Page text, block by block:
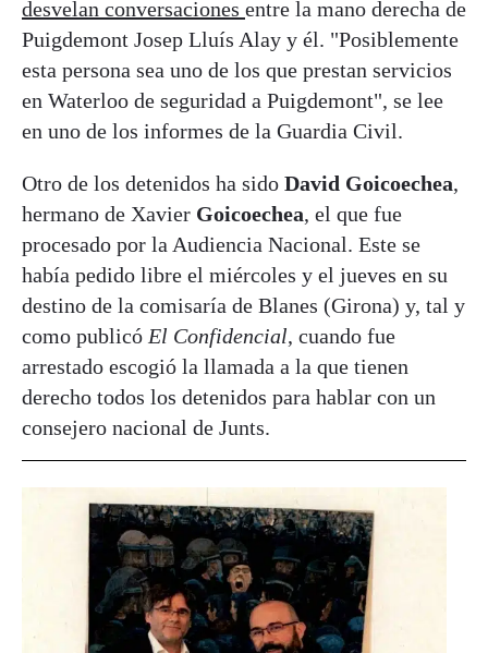
desvelan conversaciones entre la mano derecha de
Puigdemont Josep Lluís Alay y él. "Posiblemente
esta persona sea uno de los que prestan servicios
en Waterloo de seguridad a Puigdemont", se lee
en uno de los informes de la Guardia Civil.
Otro de los detenidos ha sido David Goicoechea,
hermano de Xavier Goicoechea, el que fue
procesado por la Audiencia Nacional. Este se
había pedido libre el miércoles y el jueves en su
destino de la comisaría de Blanes (Girona) y, tal y
como publicó El Confidencial, cuando fue
arrestado escogió la llamada a la que tienen
derecho todos los detenidos para hablar con un
consejero nacional de Junts.